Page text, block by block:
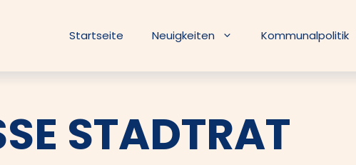
Startseite Neuigkeiten Kommunalpolitik
STADTRAT